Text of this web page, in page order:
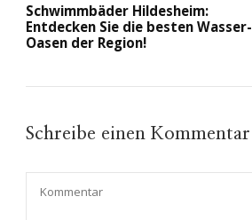
Schwimmbäder Hildesheim:
Entdecken Sie die besten Wasser-
Oasen der Region!
Schreibe einen Kommentar